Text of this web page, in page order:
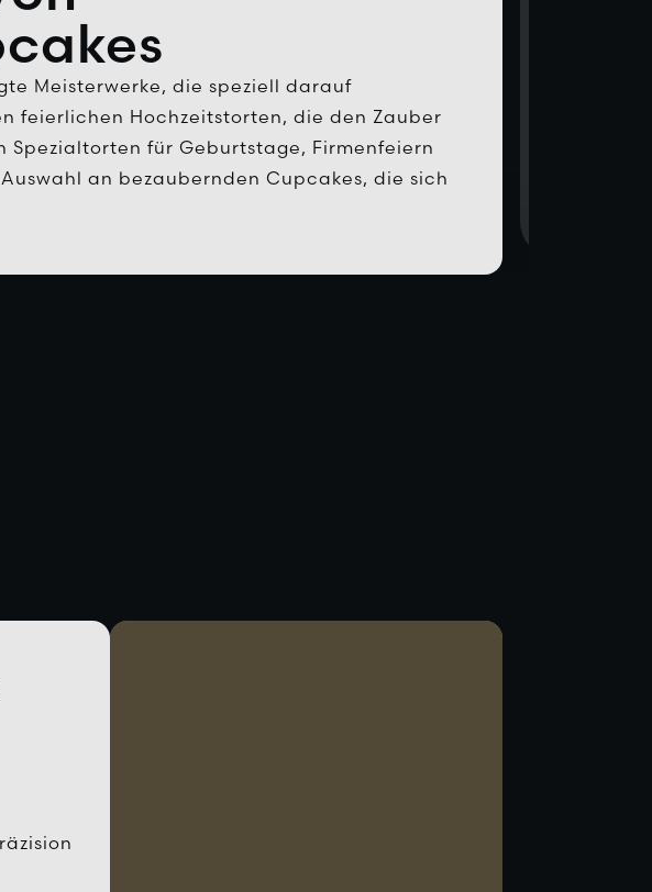
Meisterwerke, die speziell darauf
feierlichen Hochzeitstorten, die den Zauber
Spezialtorten für Geburtstage, Firmenfeiern
an bezaubernden Cupcakes, die sich